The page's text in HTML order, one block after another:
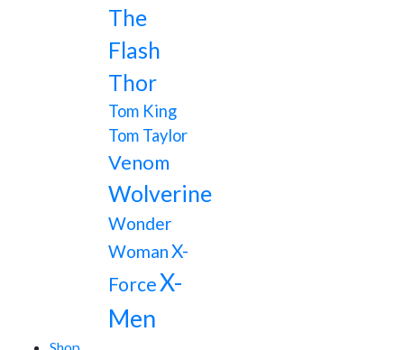
The
Flash
Thor
Tom King
Tom Taylor
Venom
Wolverine
Wonder
WomanX-
ForceX-
Men